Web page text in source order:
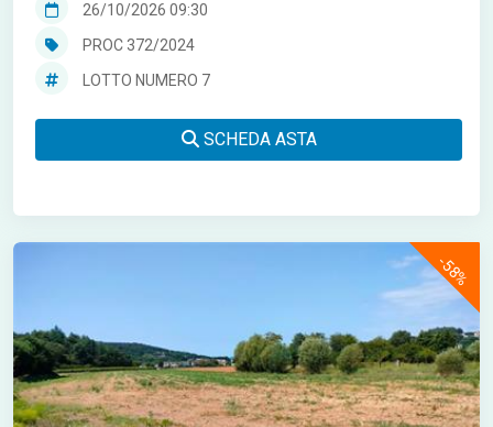
26/10/2026 09:30
PROC 372/2024
LOTTO NUMERO 7
SCHEDA ASTA
-58%